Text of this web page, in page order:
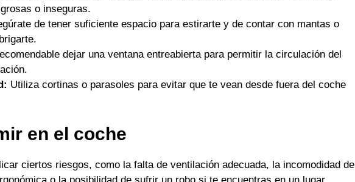
o inseguras.
de tener suficiente espacio para estirarte y de contar con mantas o
dejar una ventana entreabierta para permitir la circulación del
Utiliza cortinas o parasoles para evitar que te vean desde fuera del coche
en el coche
ciertos riesgos, como la falta de ventilación adecuada, la incomodidad de
o la posibilidad de sufrir un robo si te encuentras en un lugar